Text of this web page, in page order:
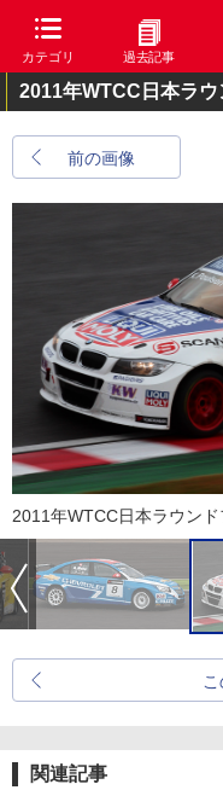
カテゴリ 過去記事
2011年WTCC日本ラ
前の画像
2011年WTCC日本ラウン
関連記事